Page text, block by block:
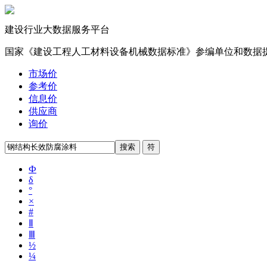
建设行业大数据服务平台
国家《建设工程人工材料设备机械数据标准》参编单位和数据
市场价
参考价
信息价
供应商
询价
Ф
δ
°
×
#
½
¼